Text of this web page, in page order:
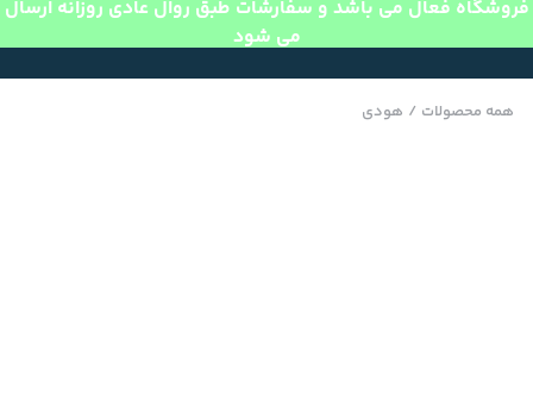
فروشگاه فعال می باشد و سفارشات طبق روال عادی روزانه ارسال
می شود
همه محصولات / هودی